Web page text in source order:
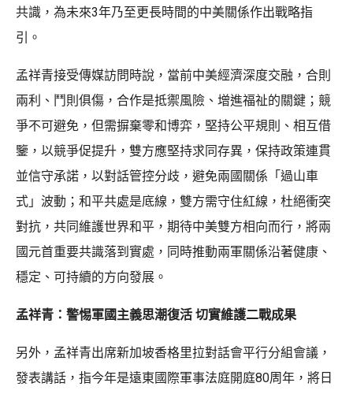
共識，為未來3年乃至更長時間的中美關係作出戰略指
引。
孟祥青接受傳媒訪問時說，當前中美經濟深度交融，合則
兩利、鬥則俱傷，合作是抵禦風險、增進福祉的關鍵；競
爭不可避免，但需摒棄零和博弈，堅持公平規則、相互借
鑒，以競爭促提升，雙方應堅持求同存異，保持政策連貫
並信守承諾，以對話管控分歧，避免兩國關係「過山車
式」波動；和平共處是底線，雙方需守住紅線，杜絕衝突
對抗，共同維護世界和平，期待中美雙方相向而行，將兩
國元首重要共識落到實處，同時推動兩軍關係沿著健康、
穩定、可持續的方向發展。
孟祥青：警惕軍國主義思潮復活 切實維護二戰成果
另外，孟祥青出席新加坡香格里拉對話會平行分組會議，
發表講話，指今年是遠東國際軍事法庭開庭80周年，將日